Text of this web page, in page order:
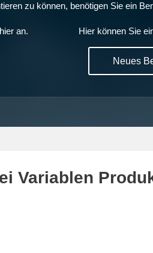
zu können, benötigen Sie ein
an. Hier können Sie
Neues
Variablen